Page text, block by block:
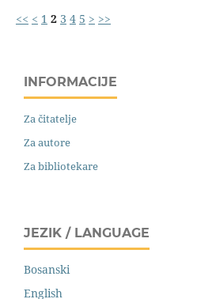
<< < 1 2 3 4 5 > >>
INFORMACIJE
Za čitatelje
Za autore
Za bibliotekare
JEZIK / LANGUAGE
Bosanski
English